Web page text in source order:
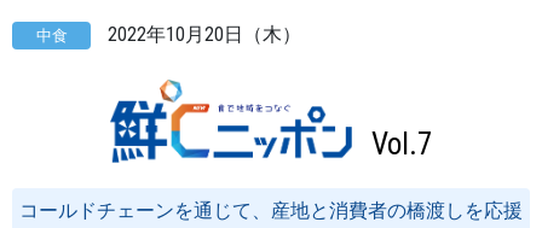
中食 2022年10月20日（木）
Vol.7
コールドチェーンを通じて、産地と消費者の橋渡しを応援